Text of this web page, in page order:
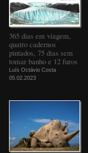
365 dias em viagem,
quatro cadernos
pintados, 75 dias sem
tomar banho e 12 furos
Luís Octávio Costa
05.02.2023